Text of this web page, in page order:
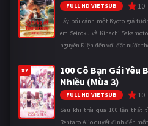
FULL HD VIETSUB 10
Lấy bối cảnh một Kyoto giả
em Seiroku và Kihachi
nguyên Điện đến với đất nước
#7
100 Cô Bạn Gái Yêu
Nhiều (Mùa 3)
FULL HD VIETSUB 10
Sau khi trải qua 100 lần thất
Rentaro Aijo quyết định đến